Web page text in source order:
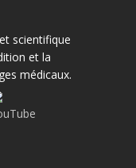
scientifique
et la
médicaux.